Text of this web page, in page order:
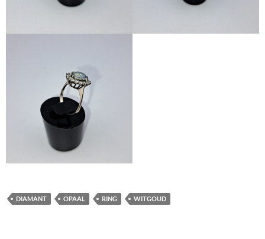
DIAMANT OPAAL RING WITGOUD